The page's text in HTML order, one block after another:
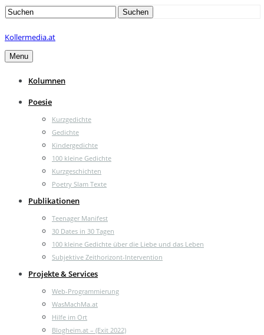
Search
Suchen
Kollermedia.at
Menu
Kolumnen
Poesie
Kurzgedichte
Gedichte
Kindergedichte
100 kleine Gedichte
Kurzgeschichten
Poetry Slam Texte
Publikationen
Teenager Manifest
30 Dates in 30 Tagen
100 kleine Gedichte über die Liebe und das Leben
Subjektive Zeithorizont-Intervention
Projekte & Services
Web-Programmierung
WasMachMa.at
Hilfe im Ort
Blogheim.at – (Exit 2022)